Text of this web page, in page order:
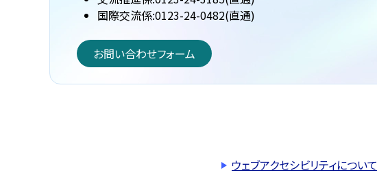
国際交流係:0123-24-0482(直通)
お問い合わせフォーム
ウェブアクセシビリティについて